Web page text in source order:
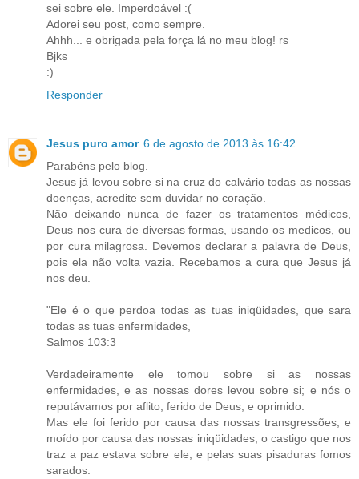
sei sobre ele. Imperdoável :(
Adorei seu post, como sempre.
Ahhh... e obrigada pela força lá no meu blog! rs
Bjks
:)
Responder
Jesus puro amor 6 de agosto de 2013 às 16:42
Parabéns pelo blog.
Jesus já levou sobre si na cruz do calvário todas as nossas
doenças, acredite sem duvidar no coração.
Não deixando nunca de fazer os tratamentos médicos,
Deus nos cura de diversas formas, usando os medicos, ou
por cura milagrosa. Devemos declarar a palavra de Deus,
pois ela não volta vazia. Recebamos a cura que Jesus já
nos deu.
"Ele é o que perdoa todas as tuas iniqüidades, que sara
todas as tuas enfermidades,
Salmos 103:3
Verdadeiramente ele tomou sobre si as nossas
enfermidades, e as nossas dores levou sobre si; e nós o
reputávamos por aflito, ferido de Deus, e oprimido.
Mas ele foi ferido por causa das nossas transgressões, e
moído por causa das nossas iniqüidades; o castigo que nos
traz a paz estava sobre ele, e pelas suas pisaduras fomos
sarados.